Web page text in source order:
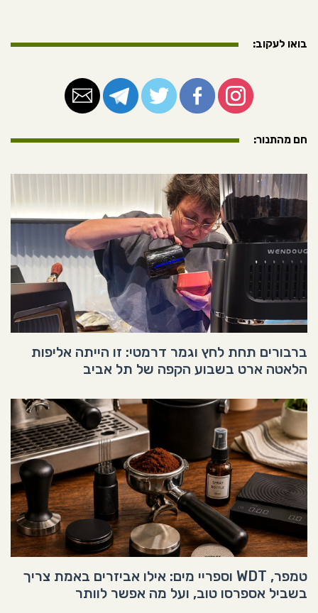
בואו לעקוב:
חם מהתנור:
ברבורים תחת לחץ וגמר דרמטי: זו הייתה אליפות
הלאטה ארט בשבוע הקפה של תל אביב
טמפר, WDT וספריי מים: אילו אביזרים באמת צריך
בשביל אספרסו טוב, ועל מה אפשר לוותר